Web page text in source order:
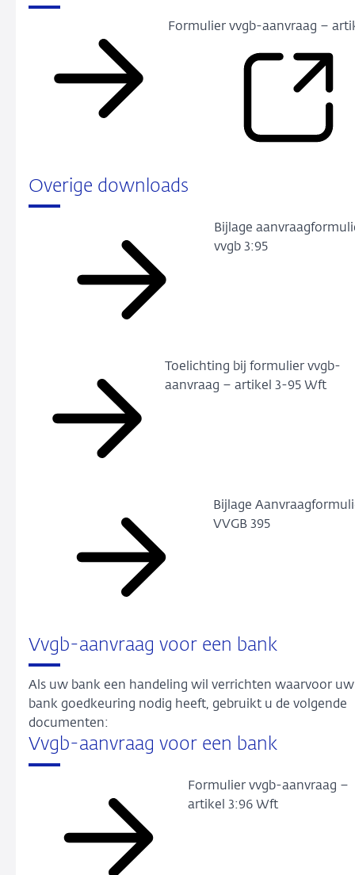
Formulier vvgb-aanvraag –
Overige downloads
Bijlage
vvgb 3:95
Toelichting bij formulier vvgb-
aanvraag – artikel 3-95 Wft
Bijlage
VVGB 395
Vvgb-aanvraag voor een bank
Als uw bank een handeling wil verrichten waarvoor uw
bank goedkeuring nodig heeft, gebruikt u de volgende
documenten:
Vvgb-aanvraag voor een bank
Formulier vvgb-aanvraag –
artikel 3:96 Wft